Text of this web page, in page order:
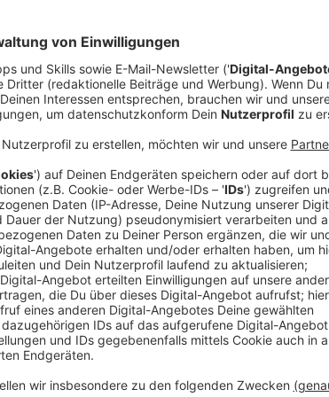
Comedy
Der Kitchen Club by Nelson
Radicchio"
Anzeige
Das Rezept: "Geschmorter Radicchio mit
Anzeige
Für den Radicchio:
4 Köpfe Radicchio de Treviso